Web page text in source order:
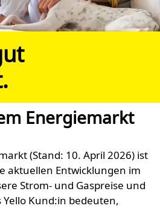
Energiemarkt
(Stand: 10. April 2026) ist
aktuellen Entwicklungen im
Strom- und Gaspreise und
Kund:in bedeuten,